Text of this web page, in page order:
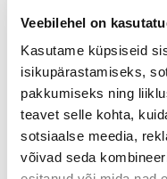
Veebilehel on
Kasutame küpsiseid
isikupärastamiseks,
pakkumiseks ning
teavet selle kohta,
sotsiaalse meedia,
võivad seda
Nedis
otsik-B otsik,
903022304
CCGB60100BK20